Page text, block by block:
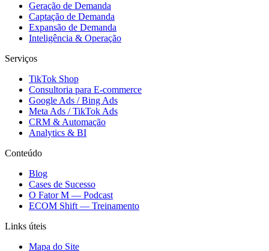
Geração de Demanda
Captação de Demanda
Expansão de Demanda
Inteligência & Operação
Serviços
TikTok Shop
Consultoria para E-commerce
Google Ads / Bing Ads
Meta Ads / TikTok Ads
CRM & Automação
Analytics & BI
Conteúdo
Blog
Cases de Sucesso
O Fator M — Podcast
ECOM Shift — Treinamento
Links úteis
Mapa do Site